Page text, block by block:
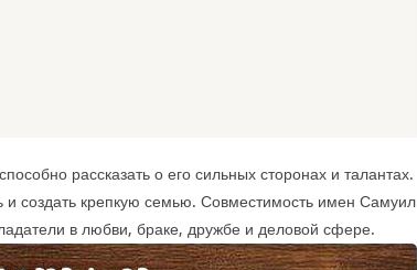
рассказать о его сильных сторонах и талантах.
создать крепкую семью. Совместимость имен Самуил
в любви, браке, дружбе и деловой сфере.